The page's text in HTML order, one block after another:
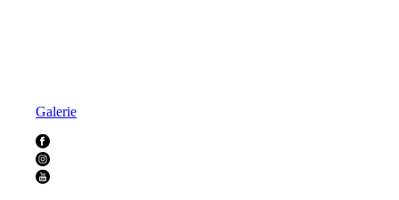
Galerie